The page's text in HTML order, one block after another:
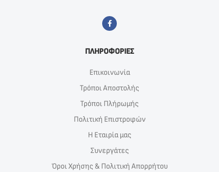
ΠΛΗΡΟΦΟΡΙΕΣ
Επικοινωνία
Τρόποι Αποστολής
Τρόποι Πλήρωμής
Πολιτική Επιστροφών
Η Εταιρία μας
Συνεργάτες
Όροι Χρήσης & Πολιτική Απορρήτου